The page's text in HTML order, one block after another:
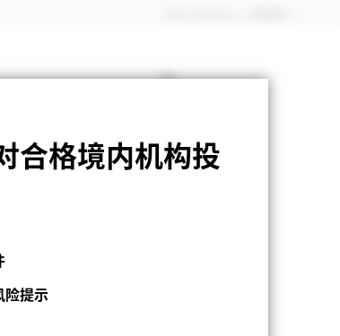
合格境内机构投
险提示
基金月报 下载